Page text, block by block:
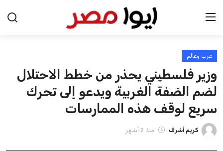
الرئيسية
اخبار مصر
عرب وعالم
اقتصاد
عرب وعالم
وزير فلسطيني يحذر من خطط الاحتلال
لضم الضفة الغربية ويدعو إلى تحرك
سريع لوقف هذه الممارسات
كريم أشرف منذ 2 أشهر